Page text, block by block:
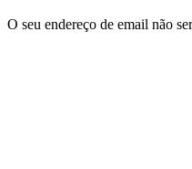
O seu endereço de email não